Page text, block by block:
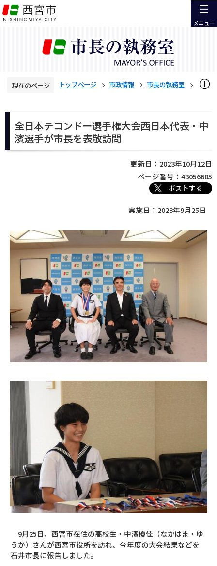
こ
の
す
メニュー
現在のページ トップページ 市政情報
市長の執務室
全日本テコンドー選手権大会西日本代表・中濱選手が市長を表
敬訪問
か
全日本テコンドー選手権大会西日本代表・中
濱選手が市長を表敬訪問
更新日：2023年10月12日
ページ番号：43056605
ポストする
実施日：2023年9月25日
9月25日、西宮市在住の高校生・中濱優佳（なかはま・ゆ
うか）さんが西宮市役所を訪れ、今年度の大会結果などを
石井市長に報告しました。